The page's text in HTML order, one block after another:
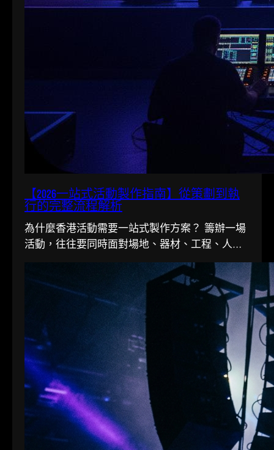
【2026一站式活動製作指南】從策劃到執
行的完整流程解析
為什麼香港活動需要一站式製作方案？ 籌辦一場
活動，往往要同時面對場地、器材、工程、人手
多條線。在香港這個寸金尺…